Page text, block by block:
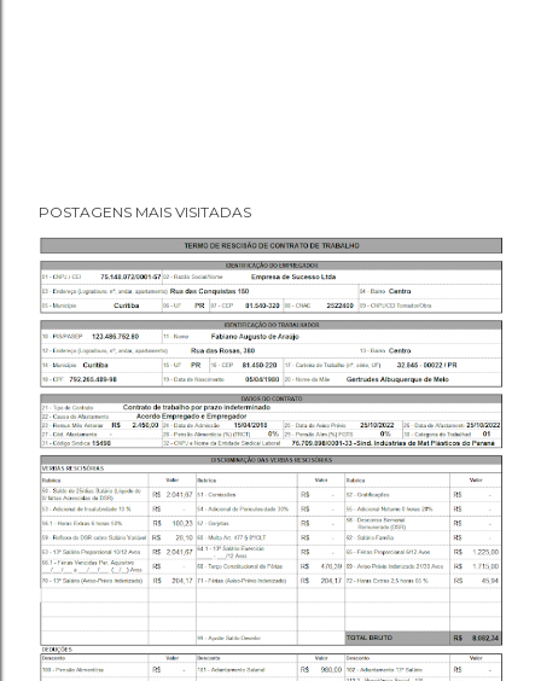
POSTAGENS MAIS VISITADAS